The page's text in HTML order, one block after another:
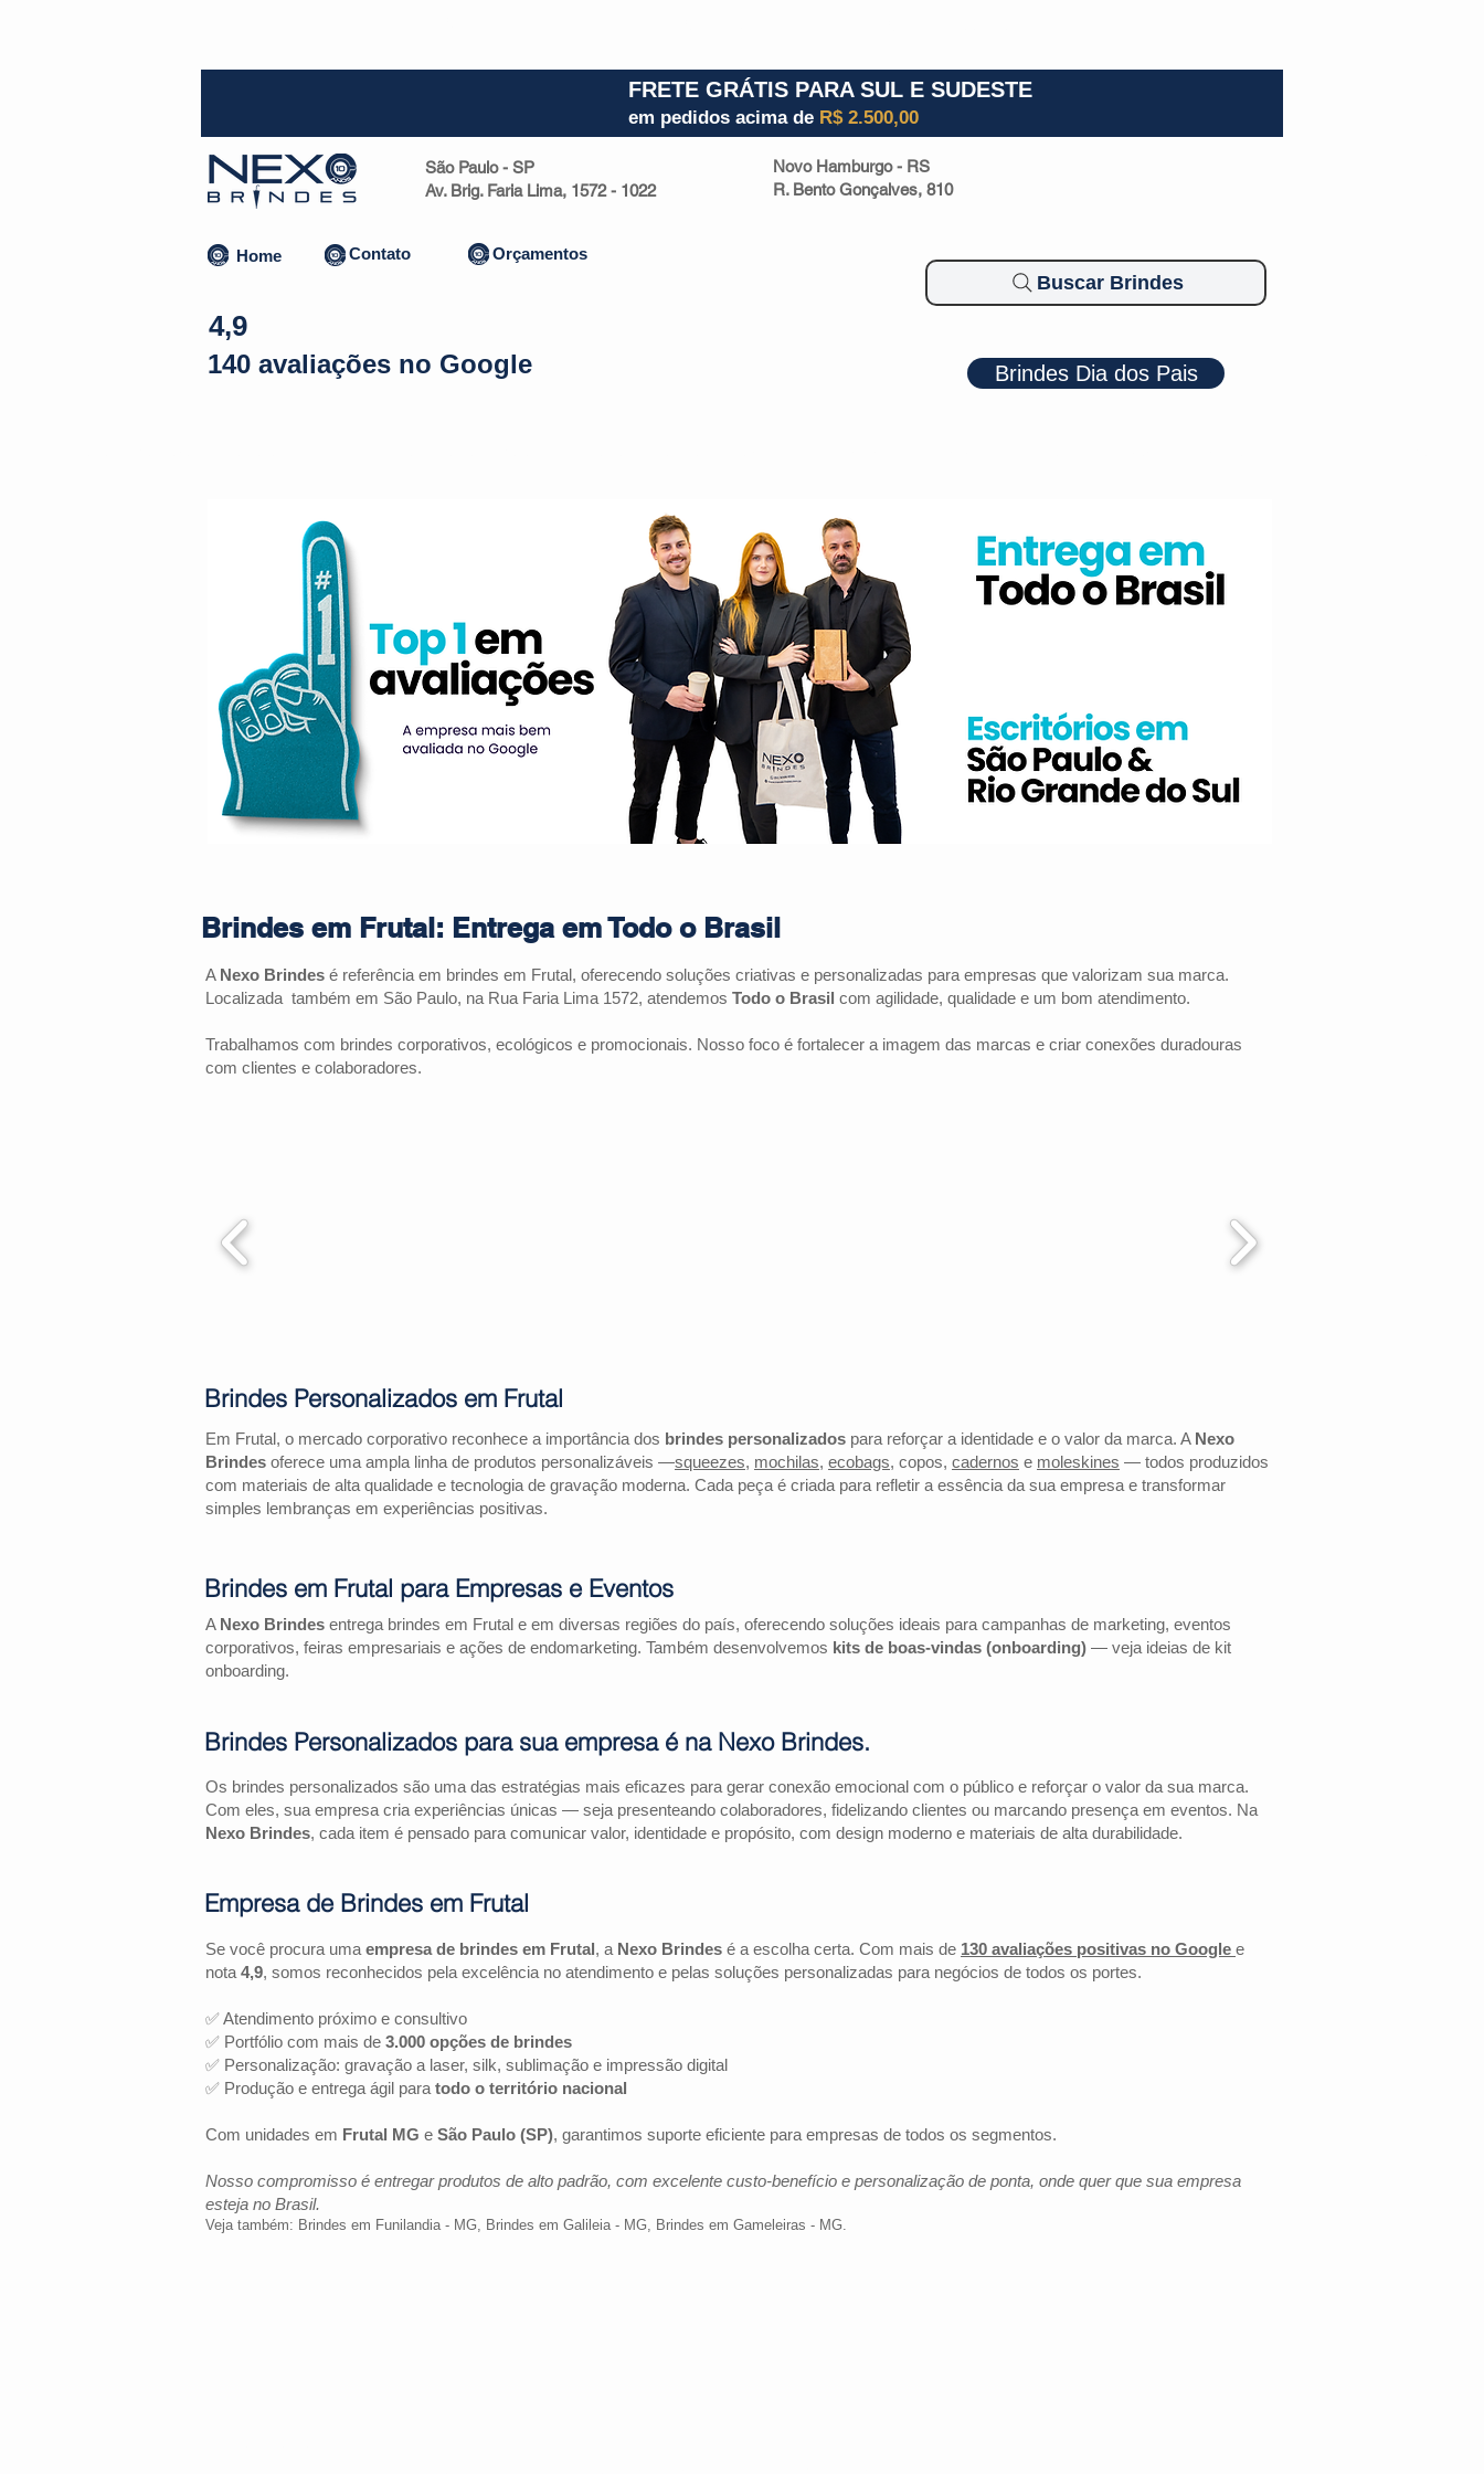
FRETE GRÁTIS PARA SUL E SUDESTE
em pedidos acima de R$ 2.500,00
São Paulo - SP
Av. Brig. Faria Lima, 1572 - 1022
Novo Hamburgo - RS
R. Bento Gonçalves, 810
Home Contato Orçamentos
4,9
140 avaliações no Google
Buscar Brindes
Brindes Dia dos Pais
Brindes em Frutal: Entrega em Todo o Brasil
A Nexo Brindes é referência em brindes em Frutal, oferecendo soluções criativas e personalizadas para empresas que valorizam sua marca.
Localizada também em São Paulo, na Rua Faria Lima 1572, atendemos Todo o Brasil com agilidade, qualidade e um bom atendimento.
Trabalhamos com brindes corporativos, ecológicos e promocionais. Nosso foco é fortalecer a imagem das marcas e criar conexões duradouras
com clientes e colaboradores.
Em Frutal, o mercado corporativo reconhece a importância dos brindes personalizados para reforçar a identidade e o valor da marca. A Nexo
Brindes oferece uma ampla linha de produtos personalizáveis —squeezes, mochilas, ecobags, copos, cadernos e moleskines — todos produzidos
com materiais de alta qualidade e tecnologia de gravação moderna. Cada peça é criada para refletir a essência da sua empresa e transformar
simples lembranças em experiências positivas.
A Nexo Brindes entrega brindes em Frutal e em diversas regiões do país, oferecendo soluções ideais para campanhas de marketing, eventos
corporativos, feiras empresariais e ações de endomarketing. Também desenvolvemos kits de boas-vindas (onboarding) — veja ideias de kit
onboarding.
Os brindes personalizados são uma das estratégias mais eficazes para gerar conexão emocional com o público e reforçar o valor da sua marca.
Com eles, sua empresa cria experiências únicas — seja presenteando colaboradores, fidelizando clientes ou marcando presença em eventos. Na
Nexo Brindes, cada item é pensado para comunicar valor, identidade e propósito, com design moderno e materiais de alta durabilidade.
Se você procura uma empresa de brindes em Frutal, a Nexo Brindes é a escolha certa. Com mais de 130 avaliações positivas no Google e
nota 4,9, somos reconhecidos pela excelência no atendimento e pelas soluções personalizadas para negócios de todos os portes.
✅ Atendimento próximo e consultivo
✅ Portfólio com mais de 3.000 opções de brindes
✅ Personalização: gravação a laser, silk, sublimação e impressão digital
✅ Produção e entrega ágil para todo o território nacional
Com unidades em Frutal MG e São Paulo (SP), garantimos suporte eficiente para empresas de todos os segmentos.
Nosso compromisso é entregar produtos de alto padrão, com excelente custo-benefício e personalização de ponta, onde quer que sua empresa
esteja no Brasil.
Veja também: Brindes em Funilandia - MG, Brindes em Galileia - MG, Brindes em Gameleiras - MG.
Brindes Personalizados em Frutal
Brindes em Frutal para Empresas e Eventos
Brindes Personalizados para sua empresa é na Nexo Brindes.
Empresa de Brindes em Frutal